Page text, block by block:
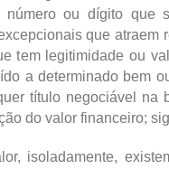
número ou dígito que
que atraem
tem legitimidade ou
a determinado bem
título negociável na
do valor financeiro;
isoladamente,